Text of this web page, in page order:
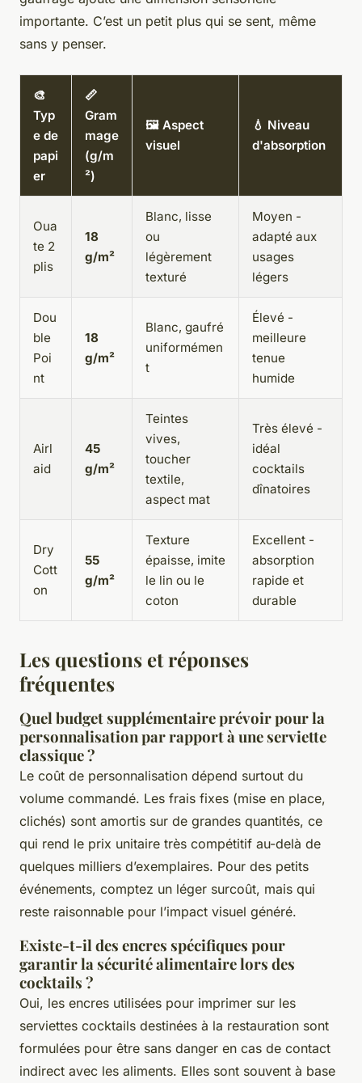
importante. C’est un petit plus qui se sent, même
sans y penser.
🎨
Typ
e de
papi
er
📏
Gram
mage
(g/m
²)
🖼️ Aspect
visuel
💧 Niveau
d'absorption
Oua
te 2
plis
18
g/m²
Blanc, lisse
ou
légèrement
texturé
Moyen -
adapté aux
usages
légers
Dou
ble
Poi
nt
18
g/m²
Blanc, gaufré
uniformémen
t
Élevé -
meilleure
tenue
humide
Airl
aid
45
g/m²
Teintes
vives,
toucher
textile,
aspect mat
Très élevé -
idéal
cocktails
dînatoires
Dry
Cott
on
55
g/m²
Texture
épaisse, imite
le lin ou le
coton
Excellent -
absorption
rapide et
durable
Les questions et réponses
fréquentes
Quel budget supplémentaire prévoir pour la
personnalisation par rapport à une serviette
classique ?
Le coût de personnalisation dépend surtout du
volume commandé. Les frais fixes (mise en place,
clichés) sont amortis sur de grandes quantités, ce
qui rend le prix unitaire très compétitif au-delà de
quelques milliers d’exemplaires. Pour des petits
événements, comptez un léger surcoût, mais qui
reste raisonnable pour l’impact visuel généré.
Existe-t-il des encres spécifiques pour
garantir la sécurité alimentaire lors des
cocktails ?
Oui, les encres utilisées pour imprimer sur les
serviettes cocktails destinées à la restauration sont
formulées pour être sans danger en cas de contact
indirect avec les aliments. Elles sont souvent à base